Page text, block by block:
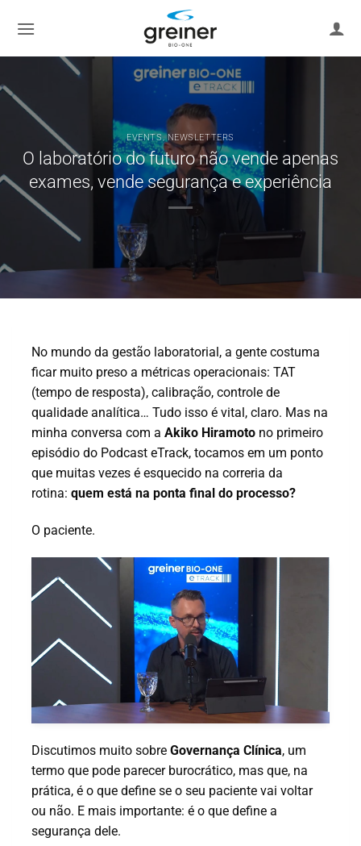
EVENTS,NEWSLETTERS
O laboratório do futuro não vende apenas
exames, vende segurança e experiência
No mundo da gestão laboratorial, a gente costuma
ficar muito preso a métricas operacionais: TAT
(tempo de resposta), calibração, controle de
qualidade analítica… Tudo isso é vital, claro. Mas na
minha conversa com a Akiko Hiramoto no primeiro
episódio do Podcast eTrack, tocamos em um ponto
que muitas vezes é esquecido na correria da
rotina: quem está na ponta final do processo?
O paciente.
Discutimos muito sobre Governança Clínica, um
termo que pode parecer burocrático, mas que, na
prática, é o que define se o seu paciente vai voltar
ou não. E mais importante: é o que define a
segurança dele.